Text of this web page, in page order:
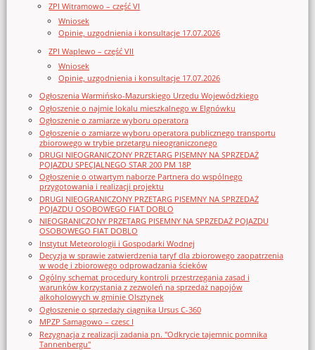
ZPI Witramowo – część VI
Wniosek
Opinie, uzgodnienia i konsultacje 17.07.2026
ZPI Waplewo – część VII
Wniosek
Opinie, uzgodnienia i konsultacje 17.07.2026
Ogłoszenia Warmińsko-Mazurskiego Urzędu Wojewódzkiego
Ogłoszenie o najmie lokalu mieszkalnego w Elgnówku
Ogłoszenie o zamiarze wyboru operatora
Ogłoszenie o zamiarze wyboru operatora publicznego transportu
zbiorowego w trybie przetargu nieograniczonego
DRUGI NIEOGRANICZONY PRZETARG PISEMNY NA SPRZEDAŻ
POJAZDU SPECJALNEGO STAR 200 PM 18P
Ogłoszenie o otwartym naborze Partnera do wspólnego
przygotowania i realizacji projektu
DRUGI NIEOGRANICZONY PRZETARG PISEMNY NA SPRZEDAŻ
POJAZDU OSOBOWEGO FIAT DOBLO
NIEOGRANICZONY PRZETARG PISEMNY NA SPRZEDAŻ POJAZDU
OSOBOWEGO FIAT DOBLO
Instytut Meteorologii i Gospodarki Wodnej
Decyzja w sprawie zatwierdzenia taryf dla zbiorowego zaopatrzenia
w wodę i zbiorowego odprowadzania ścieków
Ogólny schemat procedury kontroli przestrzegania zasad i
warunków korzystania z zezwoleń na sprzedaż napojów
alkoholowych w gminie Olsztynek
Ogłoszenie o sprzedaży ciągnika Ursus C-360
MPZP Samagowo – czesc I
Rezygnacja z realizacji zadania pn. "Odkrycie tajemnic pomnika
Tannenbergu"